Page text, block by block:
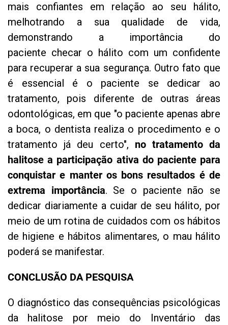
mais confiantes em relação ao seu hálito,
melhotrando a sua qualidade de vida,
demonstrando a importância do
paciente checar o hálito com um confidente
para recuperar a sua segurança. Outro fato que
é essencial é o paciente se dedicar ao
tratamento, pois diferente de outras áreas
odontológicas, em que "o paciente apenas abre
a boca, o dentista realiza o procedimento e o
tratamento já deu certo", no tratamento da
halitose a participação ativa do paciente para
conquistar e manter os bons resultados é de
extrema importância. Se o paciente não se
dedicar diariamente a cuidar de seu hálito, por
meio de um rotina de cuidados com os hábitos
de higiene e hábitos alimentares, o mau hálito
poderá se manifestar.
CONCLUSÃO DA PESQUISA
O diagnóstico das consequências psicológicas
da halitose por meio do Inventário das